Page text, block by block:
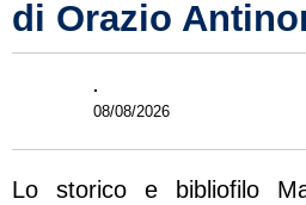
di Orazio
.
08/08/2026
Lo storico e bibliofilo